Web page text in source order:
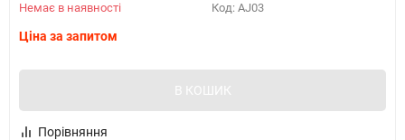
Немає в наявності Код: AJ03
Ціна за запитом
В КОШИК
Порівняння